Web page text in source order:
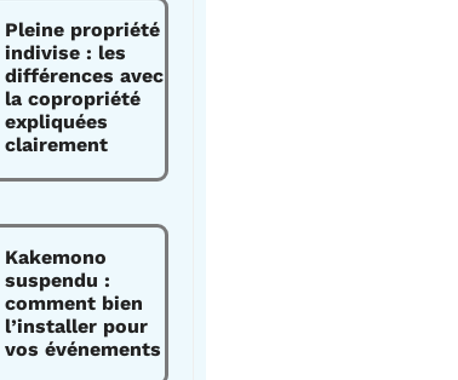
Pleine propriété
indivise : les
différences avec
la copropriété
expliquées
clairement
Kakemono
suspendu :
comment bien
l’installer pour
vos événements